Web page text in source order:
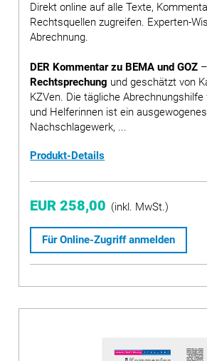
Direkt online auf alle Texte,
Rechtsquellen zugreifen. Experten-
Abrechnung.
DER Kommentar zu BEMA und GOZ –
Rechtsprechung und geschätzt von
KZVen. Die tägliche
und Helferinnen ist ein
Nachschlagewerk, ...
Produkt-Details
EUR 258,00 (inkl. MwSt.)
Für Online-Zugriff anmelden